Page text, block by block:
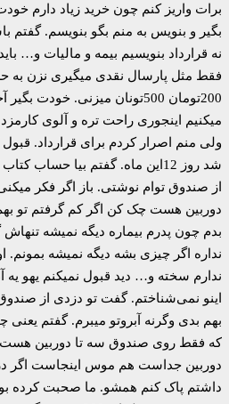
برات واریز کنم چون خرید زیاد دارم
بگیر و بنویس به منم بگو بنویسم. گفتم
نه قرارداد بنویسیم بیمه و مالیات و…
200تومان 500تونان میزنی.
میکنیم اینجوری راحت تره و آلوی
ولی منم اصرار کردم برای قرارداد.
شد روز 12این ماه. گفتم بیا
از صندوق توام نوشتی. باز اگر فکر
دوربین هست چک کن اگر کم گرفتم تو
بدم چون پدرم بیماره دیگه نمیشه
نداره اگر چیزی بشه دیگه نمیشه بمونم.
ندارم سخته و… دید قبول نمیکنم یهو یه
بهم بدی وگرنه آبروتو میبرم. گفتم
که فقط روی صندوق سه تا دوربین هست
دوربین جداست هم موس اینجاست اگر
داشتم پاک کنم همشو. ما صحبت کرده